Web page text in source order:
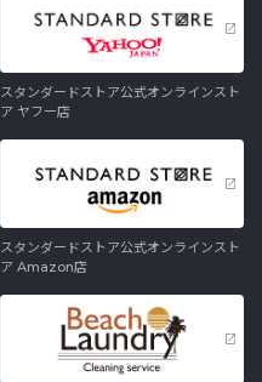
スタンダードストア公式オンラインスト
ア ヤフー店
スタンダードストア公式オンラインスト
ア Amazon店